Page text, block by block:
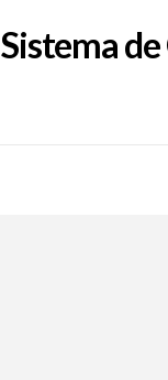
Sistema